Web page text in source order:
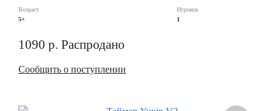
Возраст
5+
Игроков
1
1090 р. Распродано
Сообщить о поступлении